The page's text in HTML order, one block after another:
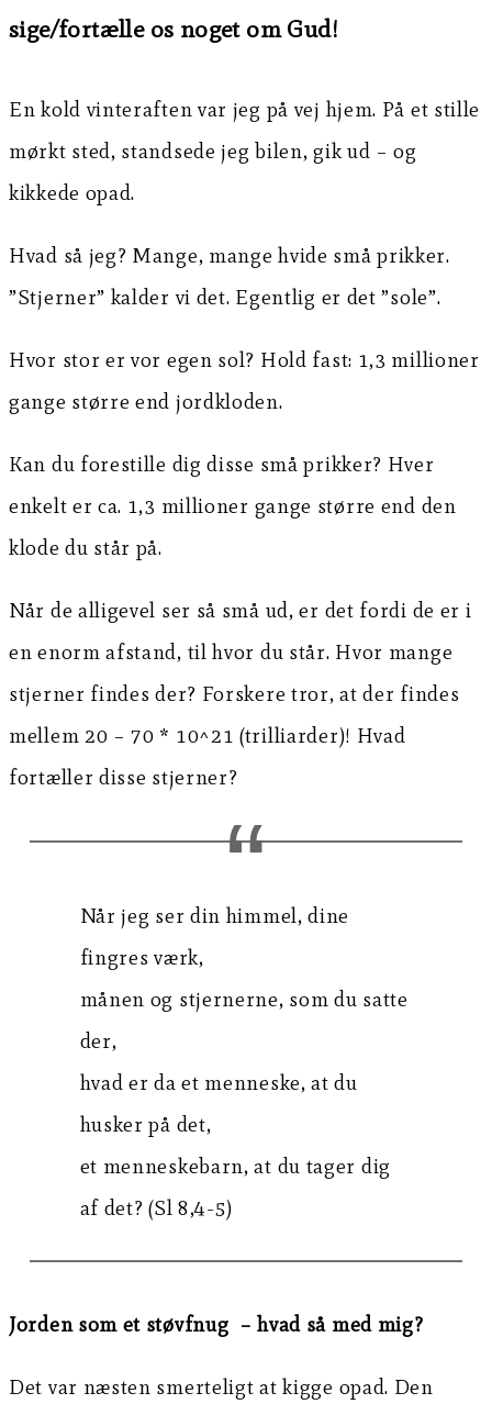
sige/fortælle os noget om Gud!
En kold vinteraften var jeg på vej hjem. På et stille
mørkt sted, standsede jeg bilen, gik ud – og
kikkede opad.
Hvad så jeg? Mange, mange hvide små prikker.
”Stjerner” kalder vi det. Egentlig er det ”sole”.
Hvor stor er vor egen sol? Hold fast: 1,3 millioner
gange større end jordkloden.
Kan du forestille dig disse små prikker? Hver
enkelt er ca. 1,3 millioner gange større end den
klode du står på.
Når de alligevel ser så små ud, er det fordi de er i
en enorm afstand, til hvor du står. Hvor mange
stjerner findes der? Forskere tror, at der findes
mellem 20 – 70 * 10^21 (trilliarder)! Hvad
fortæller disse stjerner?
Når jeg ser din himmel, dine
fingres værk,
månen og stjernerne, som du satte
der,
hvad er da et menneske, at du
husker på det,
et menneskebarn, at du tager dig
af det? (Sl 8,4-5)
Jorden som et støvfnug – hvad så med mig?
Det var næsten smerteligt at kigge opad. Den